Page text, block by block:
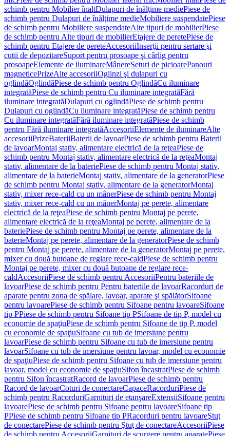
schimb pentru Mobilier înaltDulapuri de înălţime mediePiese de
schimb pentru Dulapuri de înălţime medieMobiliere suspendatePiese
de schimb pentru Mobiliere suspendateAlte tipuri de mobilierPiese
de schimb pentru Alte tipuri de mobilierEtajere de peretePiese de
schimb pentru Etajere de pereteAccesoriiInserţii pentru sertare şi
cutii de depozitareSuport pentru prosoape şi cârlig pentru
prosoapeElemente de iluminareMânereSeturi de picioarePanouri
magneticePrizeAlte accesoriiOglinzi şi dulapuri cu
oglindăOglindăPiese de schimb pentru OglindăCu iluminare
integratăPiese de schimb pentru Cu iluminare integratăFără
iluminare integratăDulapuri cu oglindăPiese de schimb pentru
Dulapuri cu oglindăCu iluminare integratăPiese de schimb pentru
Cu iluminare integratăFără iluminare integratăPiese de schimb
pentru Fără iluminare integratăAccesoriiElemente de iluminareAlte
accesoriiPrizeBateriiBaterii de lavoarPiese de schimb pentru Baterii
de lavoarMontaj stativ, alimentare electrică de la reţeaPiese de
schimb pentru Montaj stativ, alimentare electrică de la reţeaMontaj
stativ, alimentare de la bateriePiese de schimb pentru Montaj stativ,
alimentare de la baterieMontaj stativ, alimentare de la generatorPiese
de schimb pentru Montaj stativ, alimentare de la generatorMontaj
stativ, mixer rece-cald cu un mânerPiese de schimb pentru Montaj
stativ, mixer rece-cald cu un mânerMontaj pe perete, alimentare
electrică de la reţeaPiese de schimb pentru Montaj pe perete,
alimentare electrică de la reţeaMontaj pe perete, alimentare de la
bateriePiese de schimb pentru Montaj pe perete, alimentare de la
baterieMontaj pe perete, alimentare de la generatorPiese de schimb
pentru Montaj pe perete, alimentare de la generatorMontaj pe perete,
mixer cu două butoane de reglare rece-caldPiese de schimb pentru
Montaj pe perete, mixer cu două butoane de reglare rece-
caldAccesoriiPiese de schimb pentru AccesoriiPentru bateriile de
lavoarPiese de schimb pentru Pentru bateriile de lavoarRacorduri de
aparate pentru zona de spălare, lavoar, aparate şi spălătorSifoane
pentru lavoarePiese de schimb pentru Sifoane pentru lavoareSifoane
tip PPiese de schimb pentru Sifoane tip PSifoane de tip P, model cu
economie de spaţiuPiese de schimb pentru Sifoane de tip P, model
cu economie de spaţiuSifoane cu tub de imersiune pentru
lavoarPiese de schimb pentru Sifoane cu tub de imersiune pentru
lavoarSifoane cu tub de imersiune pentru lavoar, model cu economie
de spaţiuPiese de schimb pentru Sifoane cu tub de imersiune pentru
lavoar, model cu economie de spaţiuSifon încastratPiese de schimb
pentru Sifon încastratRacord de lavoarPiese de schimb pentru
Racord de lavoarCoturi de conectareCapaceRacorduriPiese de
schimb pentru RacorduriGarnituri de etanşareExtensiiSifoane pentru
lavoarePiese de schimb pentru Sifoane pentru lavoareSifoane tip
PPiese de schimb pentru Sifoane tip PRacorduri pentru lavoareŞtuţ
de conectarePiese de schimb pentru Ştuţ de conectareAccesoriiPiese
de schimb pentru AccesoriiGarnituri de scurgere pentru aparatePiese